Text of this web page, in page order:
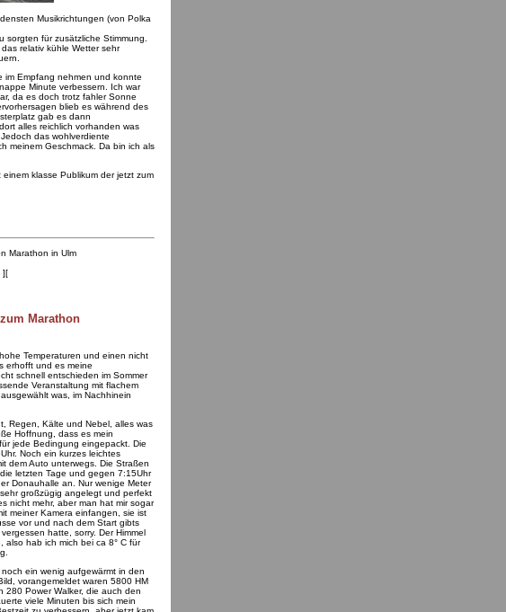
Musikrichtungen (von Polka
sorgten für zusätzliche Stimmung.
relativ kühle Wetter sehr
im Empfang nehmen und konnte
Minute verbessern. Ich war
da es doch trotz fahler Sonne
blieb es während des
gab es dann
alles reichlich vorhanden was
das wohlverdiente
meinem Geschmack. Da bin ich als
klasse Publikum der jetzt zum
Marathon in Ulm
][
Marathon
Temperaturen und einen nicht
erhofft und es meine
schnell entschieden im Sommer
Veranstaltung mit flachem
was, im Nachhinein
Regen, Kälte und Nebel, alles was
Hoffnung, dass es mein
jede Bedingung eingepackt. Die
Noch ein kurzes leichtes
dem Auto unterwegs. Die Straßen
letzten Tage und gegen 7:15Uhr
Donauhalle an. Nur wenige Meter
großzügig angelegt und perfekt
nicht mehr, aber man hat mir sogar
meiner Kamera einfangen, sie ist
vor und nach dem Start gibts
hatte, sorry. Der Himmel
also hab ich mich bei ca 8° C für
ein wenig aufgewärmt in den
vorangemeldet waren 5800 HM
280 Power Walker, die auch den
viele Minuten bis sich mein